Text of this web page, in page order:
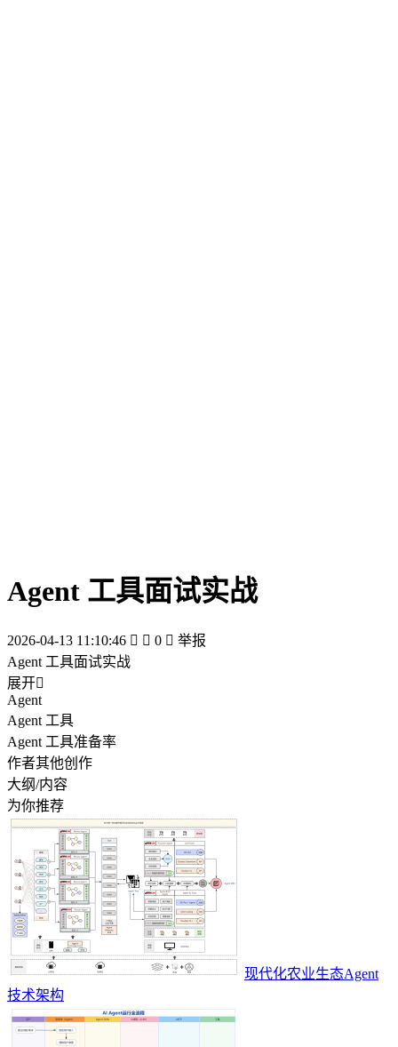
Agent 工具面试实战
2026-04-13 11:10:46   0  举报
Agent 工具面试实战
展开
Agent
Agent 工具
Agent 工具准备率
作者其他创作
大纲/内容
为你推荐
现代化农业生态Agent
技术架构